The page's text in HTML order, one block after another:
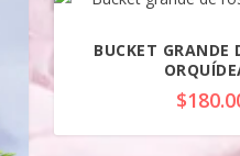
BUCKET GRANDE
$